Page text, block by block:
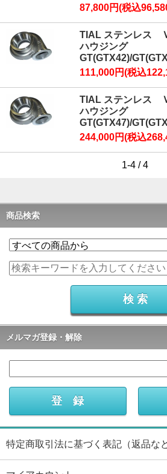
87,800円(税込
TIAL ステンレス
ハウジング
GT(GTX42)/
111,000円(税込
TIAL ステンレス
ハウジング
GT(GTX47)/
244,000円(税込
1-4 / 4
商品検索
メルマガ登録・解除
特定商取引法に基づく表記（返品など